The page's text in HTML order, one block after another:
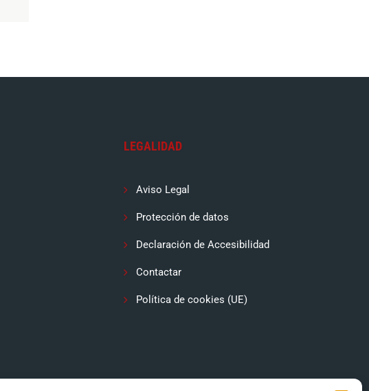
LEGALIDAD
Aviso Legal
Protección de datos
Declaración de Accesibilidad
Contactar
Política de cookies (UE)